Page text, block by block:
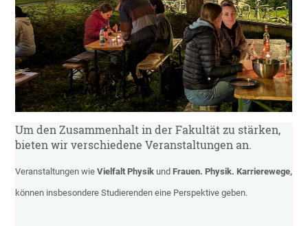
Um den Zusammenhalt in der Fakultät zu stärken,
bieten wir verschiedene Veranstaltungen an.
Veranstaltungen wie Vielfalt Physik und Frauen. Physik. Karrierewege,
können insbesondere Studierenden eine Perspektive geben.